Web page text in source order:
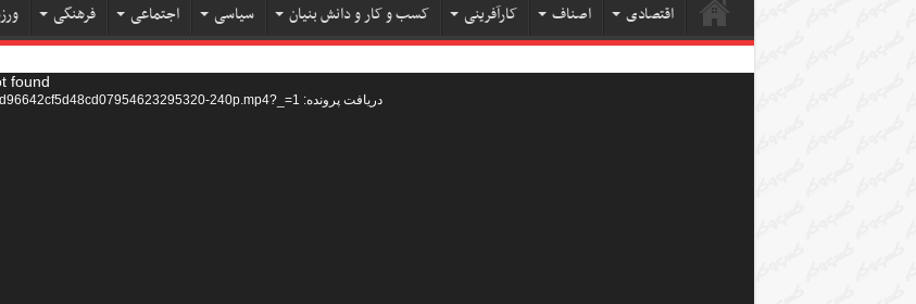
اقتصادی اصناف کارآفرینی کسب و کار و دانش بنیان سیاسی اجتماعی فرهنگی
found
دریافت پرونده: https://hw5.cdn.asset.aparat.com/aparat-video/e1ea0488dc76d96642cf5d48cd07954623295320-240p.mp4?_=1